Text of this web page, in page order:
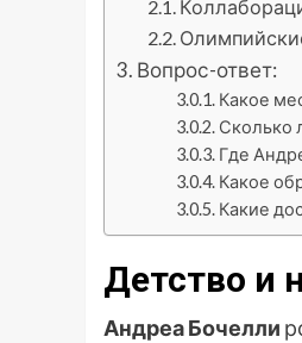
Вопрос-ответ:
Какое
Сколько
Где
Какое
Какие
Детство и
Андреа Бочелли